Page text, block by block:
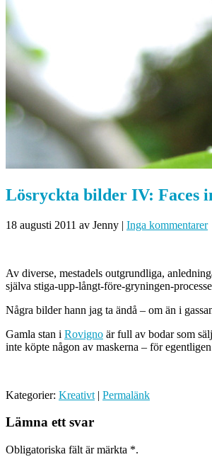
Lösryckta bilder IV: Faces
18 augusti 2011 av Jenny | Inga kommentarer
Av diverse, mestadels outgrundliga,
själva stiga-upp-långt-före-gryningen-
Några bilder hann jag ta ändå – om än i
Gamla stan i Rovigno är full av bodar som
inte köpte någon av maskerna – för
Kategorier: Kreativt | Permalänk
Lämna ett svar
Obligatoriska fält är märkta *.